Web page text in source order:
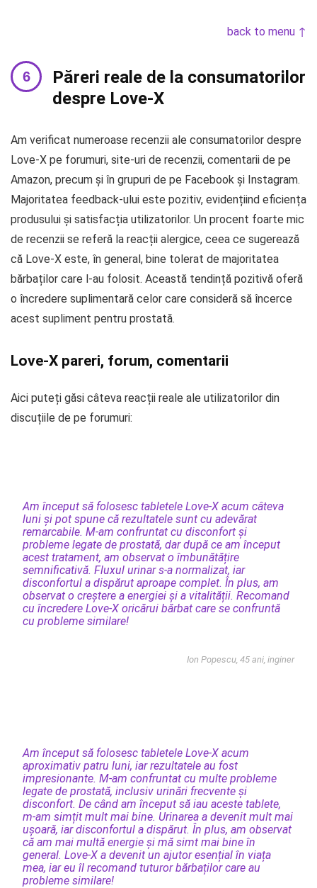
back to menu ↑
Păreri reale de la consumatorilor
despre Love-X
Am verificat numeroase recenzii ale consumatorilor despre
Love-X pe forumuri, site-uri de recenzii, comentarii de pe
Amazon, precum și în grupuri de pe Facebook și Instagram.
Majoritatea feedback-ului este pozitiv, evidențiind eficiența
produsului și satisfacția utilizatorilor. Un procent foarte mic
de recenzii se referă la reacții alergice, ceea ce sugerează
că Love-X este, în general, bine tolerat de majoritatea
bărbaților care l-au folosit. Această tendință pozitivă oferă
o încredere suplimentară celor care consideră să încerce
acest supliment pentru prostată.
Love-X pareri, forum, comentarii
Aici puteți găsi câteva reacții reale ale utilizatorilor din
discuțiile de pe forumuri:
Am început să folosesc tabletele Love-X acum câteva
luni și pot spune că rezultatele sunt cu adevărat
remarcabile. M-am confruntat cu disconfort și
probleme legate de prostată, dar după ce am început
acest tratament, am observat o îmbunătățire
semnificativă. Fluxul urinar s-a normalizat, iar
disconfortul a dispărut aproape complet. În plus, am
observat o creștere a energiei și a vitalității. Recomand
cu încredere Love-X oricărui bărbat care se confruntă
cu probleme similare!
Ion Popescu, 45 ani, inginer
Am început să folosesc tabletele Love-X acum
aproximativ patru luni, iar rezultatele au fost
impresionante. M-am confruntat cu multe probleme
legate de prostată, inclusiv urinări frecvente și
disconfort. De când am început să iau aceste tablete,
m-am simțit mult mai bine. Urinarea a devenit mult mai
ușoară, iar disconfortul a dispărut. În plus, am observat
că am mai multă energie și mă simt mai bine în
general. Love-X a devenit un ajutor esențial în viața
mea, iar eu îl recomand tuturor bărbaților care au
probleme similare!